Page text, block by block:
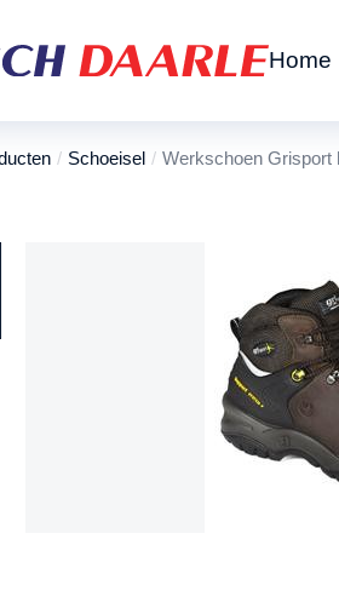
Home
Schoeisel Werkschoen Grisport